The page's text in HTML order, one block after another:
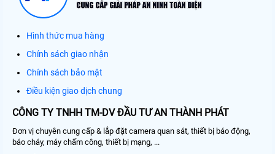
Hình thức mua hàng
Chính sách giao nhận
Chính sách bảo mật
Điều kiện giao dịch chung
CÔNG TY TNHH TM-DV ĐẦU TƯ AN THÀNH PHÁT
Đơn vị chuyên cung cấp & lắp đặt camera quan sát, thiết bị báo động,
báo cháy, máy chấm công, thiết bị mạng, ...